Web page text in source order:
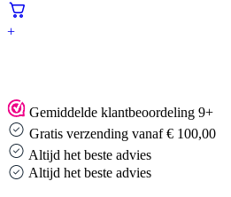
+
Gemiddelde klantbeoordeling 9+
Gratis verzending vanaf € 100,00
Altijd het beste advies
Altijd het beste advies